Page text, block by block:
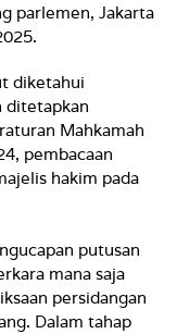
parlemen, Jakarta
diketahui
ditetapkan
Mahkamah
pembacaan
hakim pada
putusan
mana saja
persidangan
Dalam tahap